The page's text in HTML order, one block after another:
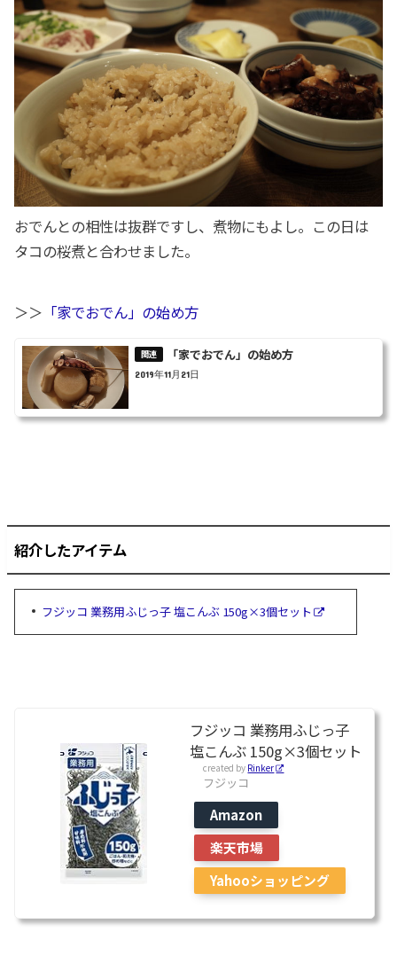
おでんとの相性は抜群ですし、煮物にもよし。この日は
タコの桜煮と合わせました。
＞＞ 「家でおでん」の始め方
「家でおでん」の始め方
2019年11月21日
紹介したアイテム
フジッコ 業務用ふじっ子 塩こんぶ 150g×3個セット
フジッコ 業務用ふじっ子
塩こんぶ 150g×3個セット
created by Rinker
フジッコ
Amazon
楽天市場
Yahooショッピング